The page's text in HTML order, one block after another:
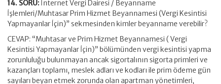
14. SORU: İnternet Vergi Dairesi / Beyanname
İşlemleri/Muhtasar Prim Hizmet Beyannamesi (Vergi Kesintisi
Yapmayanlar İçin)” sekmesinden kimler beyanname verebilir?
CEVAP: “Muhtasar ve Prim Hizmet Beyannamesi ( Vergi
Kesintisi Yapmayanlar İçin)” bölümünden vergi kesintisi yapma
zorunluluğu bulunmayan ancak sigortalının sigorta primleri ve
kazançları toplamı, meslek adları ve kodları ile prim ödeme gün
sayıları beyan etmek zorunda olan apartman yönetimleri,